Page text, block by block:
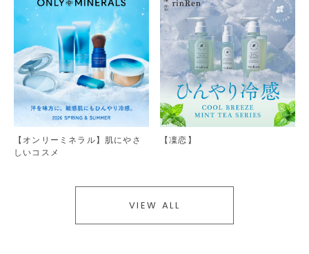
【オンリーミネラル】肌にやさ
しいコスメ
【凜恋】
VIEW ALL